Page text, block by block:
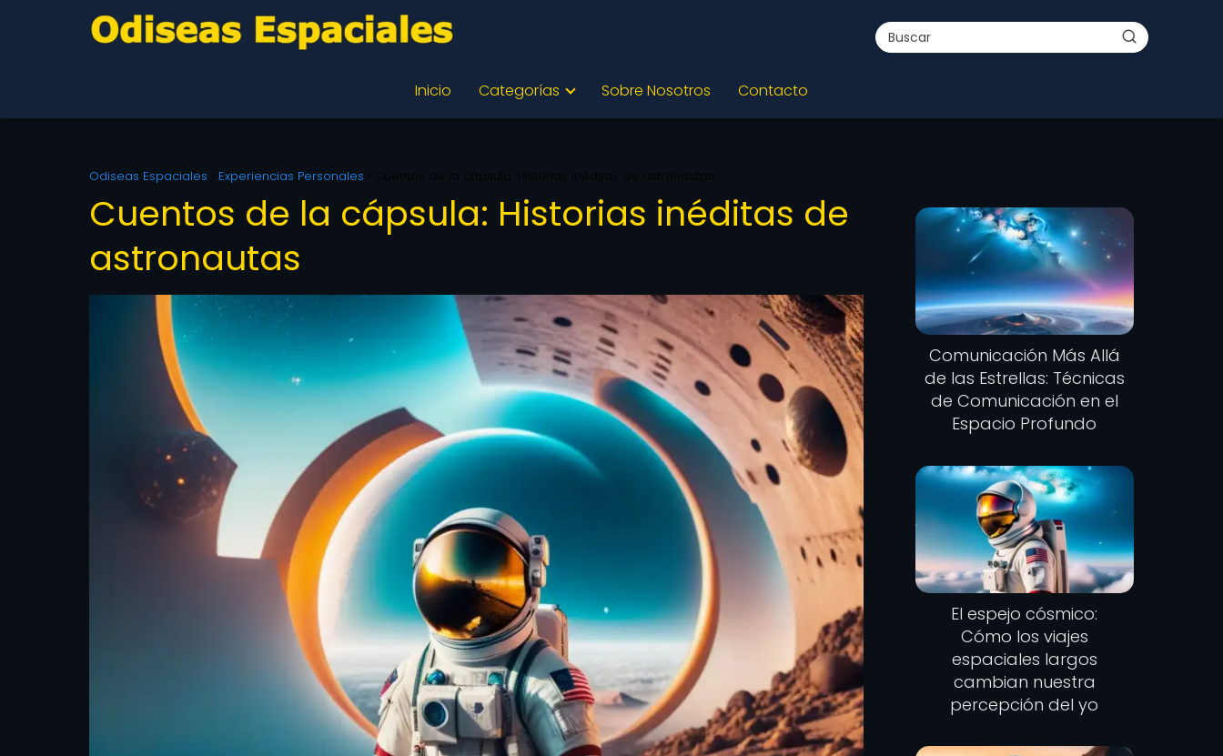
Inicio Categorías Sobre Nosotros Contacto
Odiseas Espaciales Experiencias Personales
Cuentos de la cápsula: Historias inéditas de
astronautas
Comunicación Más Allá
de las Estrellas: Técnicas
de Comunicación en el
Espacio Profundo
El espejo cósmico:
Cómo los viajes
espaciales largos
cambian nuestra
percepción del yo